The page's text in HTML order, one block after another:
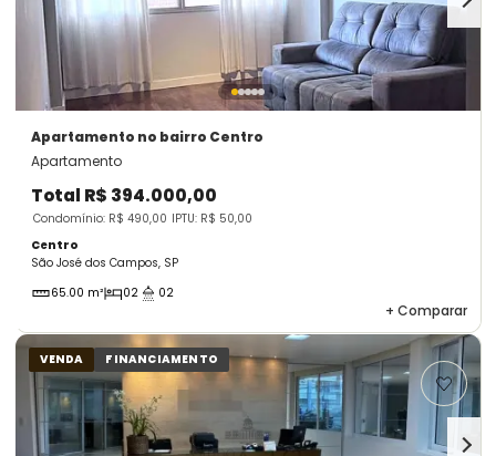
Apartamento no bairro Centro
Apartamento
Total R$ 394.000,00
Condomínio: R$ 490,00 IPTU: R$ 50,00
Centro
São José dos Campos, SP
65.00 m²
02 02
+ Comparar
VENDA FINANCIAMENTO